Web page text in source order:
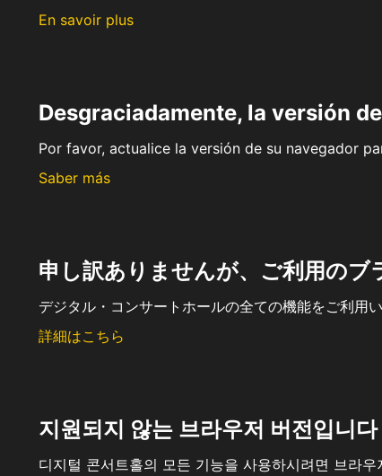
En savoir plus
Desgraciadamente, la versión
Por favor, actualice la versión de su navegador
Saber más
申し訳ありませんが、ご利用の
デジタル・コンサートホールの全ての機能をご利用
詳細はこちら
지원되지 않는 브라우저 버전입니다
디지털 콘서트홀의 모든 기능을 사용하시려면 브라